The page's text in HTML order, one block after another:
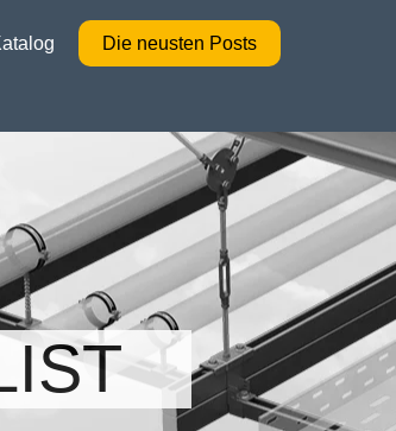
Die neusten Posts